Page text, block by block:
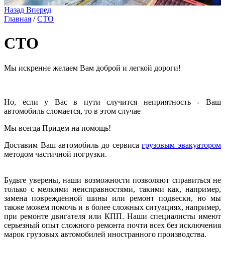
Назад Вперед
Главная /СТО
СТО
Мы искренне желаем Вам доброй и легкой дороги!
Но, если у Вас в пути случится неприятность - Ваш
автомобиль сломается, то в этом случае
Мы всегда Придем на помощь!
Доставим Ваш автомобиль до сервисагрузовым эвакуатором
методом частичной погрузки.
Будьте уверены, наши возможности позволяют справиться не
только с мелкими неисправностями, такими как, например,
замена поврежденной шины или ремонт подвески, но мы
также можем помочь и в более сложных ситуациях, например,
при ремонте двигателя или КПП. Наши специалисты имеют
серьезный опыт сложного ремонта почти всех без исключения
марок грузовых автомобилей иностранного производства.